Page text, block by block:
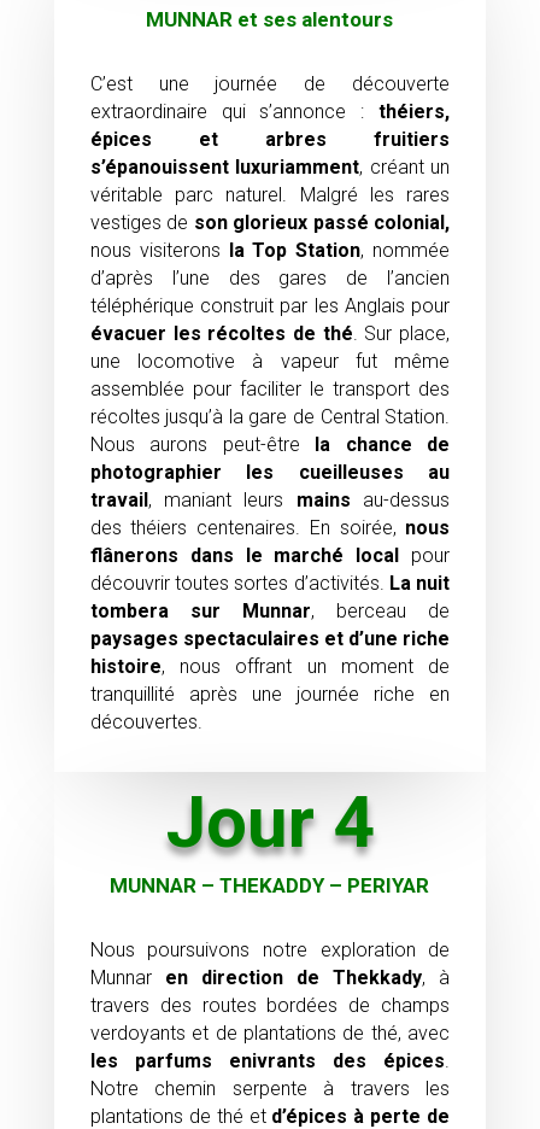
MUNNAR et ses alentours
C’est une journée de découverte
extraordinaire qui s’annonce :théiers,
épices et arbres fruitiers
s’épanouissent luxuriamment, créant un
véritable parc naturel. Malgré les rares
vestiges de son glorieux passé colonial,
nous visiterons la Top Station, nommée
d’après l’une des gares de l’ancien
téléphérique construit par les Anglais pour
évacuer les récoltes de thé . Sur place,
une locomotive à vapeur fut même
assemblée pour faciliter le transport des
récoltes jusqu’à la gare de Central Station.
Nous aurons peut-être la chance de
photographier les cueilleuses au
travail, maniant leurs mains au-dessus
des théiers centenaires. En soirée, nous
flânerons dans le marché local pour
découvrir toutes sortes d’activités. La nuit
tombera sur Munnar, berceau de
paysages spectaculaires et d’une riche
histoire, nous offrant un moment de
tranquillité après une journée riche en
découvertes.
Jour 4
MUNNAR – THEKADDY – PERIYAR
Nous poursuivons notre exploration de
Munnar en direction de Thekkady, à
travers des routes bordées de champs
verdoyants et de plantations de thé, avec
les parfums enivrants des épices
Notre chemin serpente à travers les
plantations de thé et d’épices à perte de